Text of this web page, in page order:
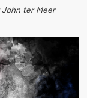
ter Meer